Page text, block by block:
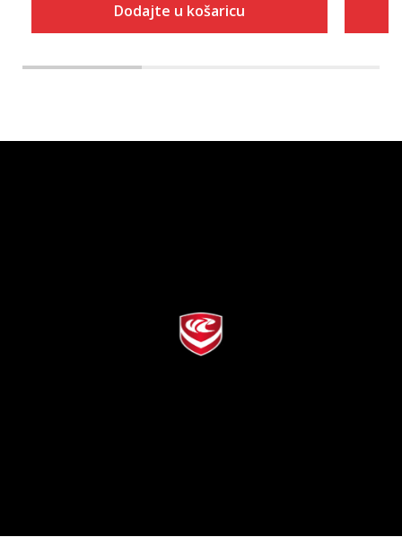
Dodajte u košaricu